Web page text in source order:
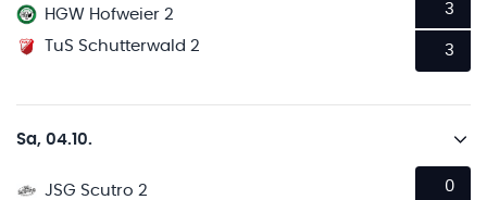
HGW Hofweier 2
TuS Schutterwald 2
3
3
Sa, 04.10.
JSG Scutro 2
0